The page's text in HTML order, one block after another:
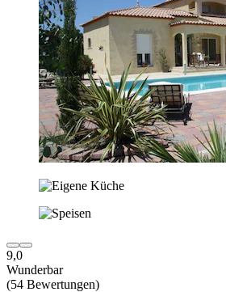
9,0
Wunderbar
(54 Bewertungen)